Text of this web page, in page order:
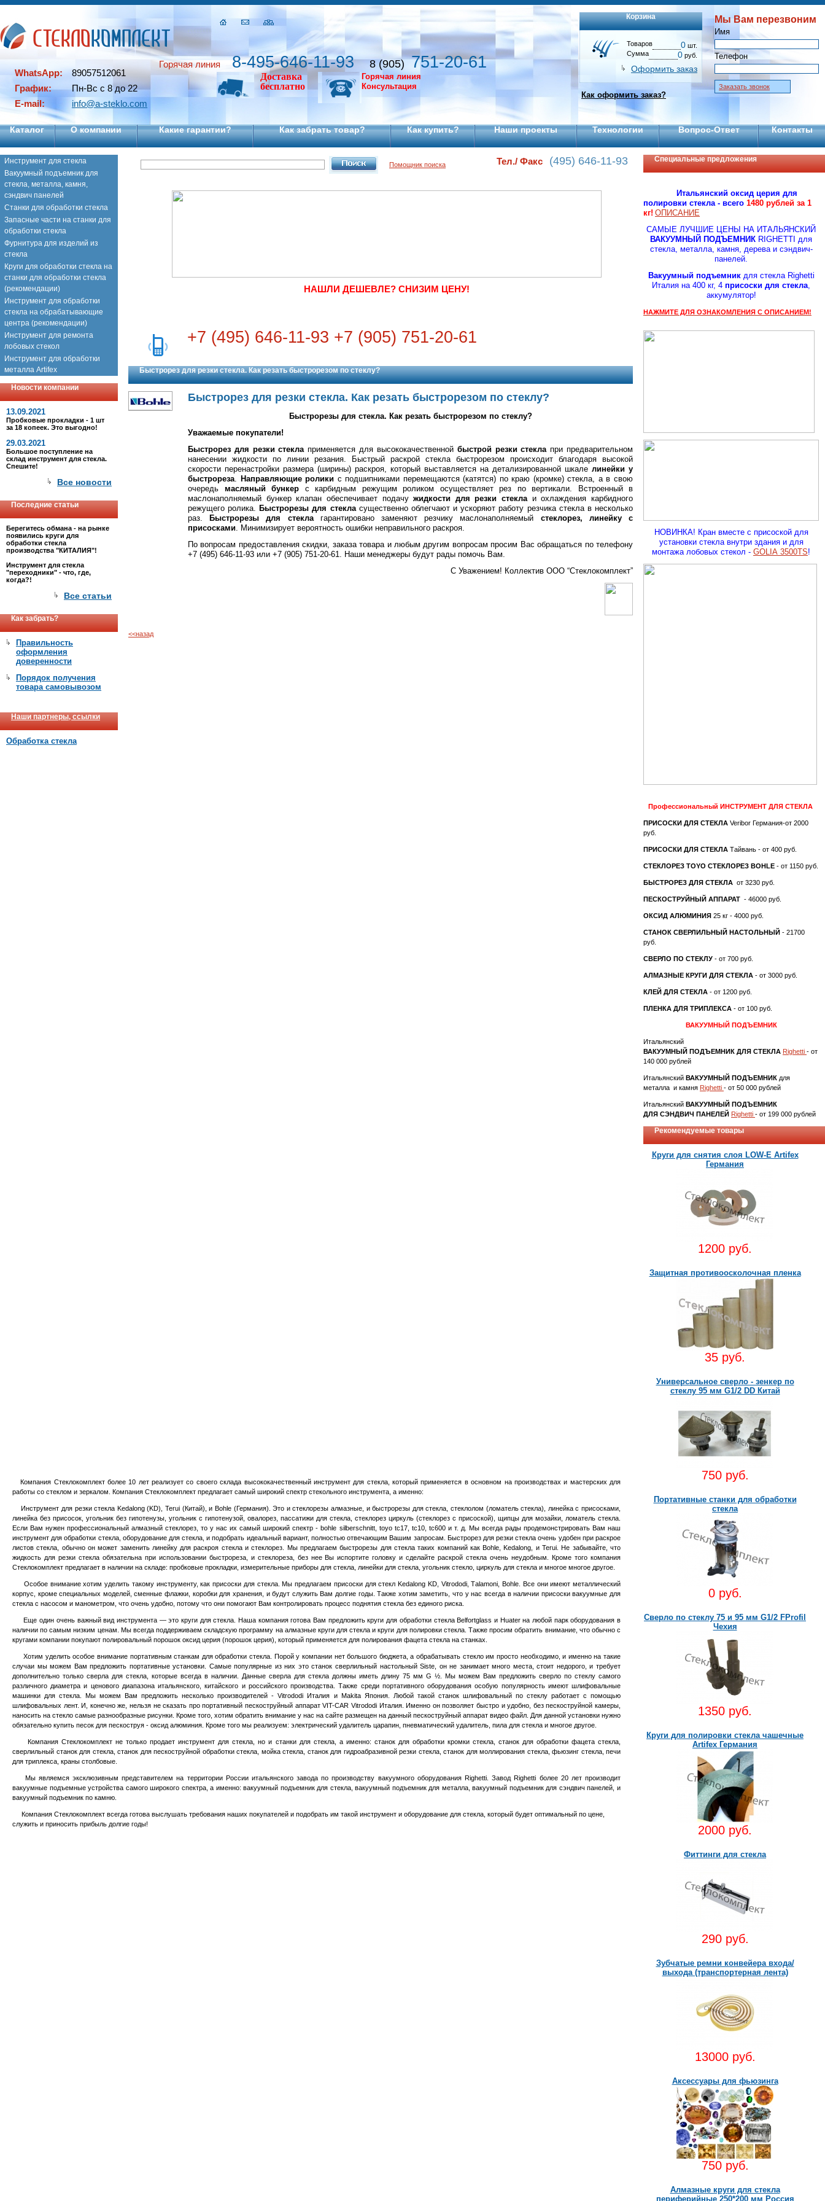
WhatsApp:
89057512061
График:
Пн-Вс с 8 до 22
E-mail:
info@a-steklo.com
Горячая линия 8-495-646-11-93 8 (905) 751-20-61
Доставка
бесплатно
Горячая линия
Консультация
Корзина
Товаров 0 шт.
Сумма
0 руб.
Оформить заказ
Как оформить заказ?
Мы Вам перезвоним
Имя
Телефон
Заказать звонок
Каталог О компании Какие гарантии? Как забрать товар? Как купить? Наши проекты Технологии Вопрос-Ответ Контакты
Инструмент для стекла
Вакуумный подъемник для
стекла, металла, камня,
сэндвич панелей
Станки для обработки стекла
Запасные части на станки для
обработки стекла
Фурнитура для изделий из
стекла
Круги для обработки стекла на
станки для обработки стекла
(рекомендации)
Инструмент для обработки
стекла на обрабатывающие
центра (рекомендации)
Инструмент для ремонта
лобовых стекол
Инструмент для обработки
металла Artifex
Новости компании
13.09.2021
Пробковые прокладки - 1 шт
за 18 копеек. Это выгодно!
29.03.2021
Большое поступление на
склад инструмент для стекла.
Спешите!
Все новости
Последние статьи
Берегитесь обмана - на рынке
появились круги для
обработки стекла
производства "КИТАЛИЯ"!
Инструмент для стекла
"переходники" - что, где,
когда?!
Все статьи
Как забрать?
Правильность
оформления
доверенности
Порядок получения
товара самовывозом
Наши партнеры, ссылки
Обработка стекла
Помощник поиска Тел./ Факс (495) 646-11-93
НАШЛИ ДЕШЕВЛЕ? СНИЗИМ ЦЕНУ!
+7 (495) 646-11-93 +7 (905) 751-20-61
Быстрорез для резки стекла. Как резать быстрорезом по стеклу?
Быстрорез для резки стекла. Как резать быстрорезом по стеклу?
Быстрорезы для стекла. Как резать быстрорезом по стеклу?
Уважаемые покупатели!
Быстрорез для резки стеклаприменяется для высококачественной быстрой резки стеклапри предварительном
нанесении жидкости по линии резания. Быстрый раскрой стекла быстрорезом происходит благодаря высокой
скорости перенастройки размера (ширины) раскроя, который выставляется на детализированной шкале линейки у
быстрореза. Направляющие ролики с подшипниками перемещаются (катятся) по краю (кромке) стекла, а в свою
очередь масляный бункер с карбидным режущим роликом осуществляет рез по вертикали. Встроенный в
маслонаполняемый бункер клапан обеспечивает подачужидкости для резки стеклаи охлаждения карбидного
режущего ролика. Быстрорезы для стекласущественно облегчают и ускоряют работу резчика стекла в несколько
раз.
Быстрорезы для стеклагарантировано заменяют резчику маслонаполняемый стеклорез,
линейку с
присосками. Минимизирует вероятность ошибки неправильного раскроя.
По вопросам предоставления скидки, заказа товара и любым другим вопросам просим Вас обращаться по телефону
+7 (495) 646-11-93 или +7 (905) 751-20-61. Наши менеджеры будут рады помочь Вам.
C Уважением! Коллектив ООО “Стеклокомплект”
<<назад
Специальные предложения
Итальянский оксид церия для
полировки стекла - всего 1480 рублей за 1
кг! ОПИСАНИЕ
CАМЫЕ ЛУЧШИЕ ЦЕНЫ НА ИТАЛЬЯНСКИЙ
ВАКУУМНЫЙ ПОДЪЕМНИК RIGHETTI для
стекла, металла, камня, дерева и сэндвич-
панелей.
Вакуумный подъемникдля стекла Righetti
Италия на 400 кг, 4 присоски для стекла,
аккумулятор!
НАЖМИТЕ ДЛЯ ОЗНАКОМЛЕНИЯ С ОПИСАНИЕМ!
НОВИНКА! Кран вместе с присоской для
установки стекла внутри здания и для
монтажа лобовых стекол - GOLIA 3500TS!
Профессиональный ИНСТРУМЕНТ ДЛЯ СТЕКЛА
ПРИСОСКИ ДЛЯ СТЕКЛА Veribor Германия-от 2000
руб.
ПРИСОСКИ ДЛЯ СТЕКЛА Тайвань - от 400 руб.
СТЕКЛОРЕЗ TOYO СТЕКЛОРЕЗ BOHLE - от 1150 руб.
БЫСТРОРЕЗ ДЛЯ СТЕКЛА от 3230 руб.
ПЕСКОСТРУЙНЫЙ АППАРАТ - 46000 руб.
ОКСИД АЛЮМИНИЯ 25 кг - 4000 руб.
СТАНОК СВЕРЛИЛЬНЫЙ НАСТОЛЬНЫЙ - 21700
руб.
СВЕРЛО ПО СТЕКЛУ - от 700 руб.
АЛМАЗНЫЕ КРУГИ ДЛЯ СТЕКЛА - от 3000 руб.
КЛЕЙ ДЛЯ СТЕКЛА - от 1200 руб.
ПЛЕНКА ДЛЯ ТРИПЛЕКСА - от 100 руб.
ВАКУУМНЫЙ ПОДЪЕМНИК
Итальянский
ВАКУУМНЫЙ ПОДЪЕМНИК ДЛЯ СТЕКЛА Righetti - от
140 000 рублей
Итальянский ВАКУУМНЫЙ ПОДЪЕМНИК для
металла и камня Righetti - от 50 000 рублей
Итальянский ВАКУУМНЫЙ ПОДЪЕМНИК
ДЛЯ СЭНДВИЧ ПАНЕЛЕЙ Righetti - от 199 000 рублей
Рекомендуемые товары
Круги для снятия слоя LOW-E Artifex
Германия
1200 руб.
Защитная противоосколочная пленка
35 руб.
Универсальное сверло - зенкер по
стеклу 95 мм G1/2 DD Китай
750 руб.
Портативные станки для обработки
стекла
0 руб.
Сверло по стеклу 75 и 95 мм G1/2 FProfil
Чехия
1350 руб.
Круги для полировки стекла чашечные
Artifex Германия
2000 руб.
Фиттинги для стекла
290 руб.
Зубчатые ремни конвейера входа/
выхода (транспортерная лента)
13000 руб.
Аксессуары для фьюзинга
750 руб.
Алмазные круги для стекла
периферийные 250*200 мм Россия
Компания Стеклокомплект более 10 лет реализует со своего склада высококачественный инструмент для стекла, который применяется в основном на производствах и мастерских для
работы со стеклом и зеркалом. Компания Стеклокомплект предлагает самый широкий спектр стекольного инструмента, а именно:
Инструмент для резки стекла Kedalong (KD), Terui (Китай), и Bohle (Германия). Это и стеклорезы алмазные, и быстрорезы для стекла, стеклолом (ломатель стекла), линейка с присосками,
линейка без присосок, угольник без гипотенузы, угольник с гипотенузой, овалорез, пассатижи для стекла, стеклорез циркуль (стеклорез с присоской), щипцы для мозайки, ломатель стекла.
Если Вам нужен профессиональный алмазный стеклорез, то у нас их самый широкий спектр - bohle silberschnitt, toyo tc17, tc10, tc600 и т. д. Мы всегда рады продемонстрировать Вам наш
инструмент для обработки стекла, оборудование для стекла, и подобрать идеальный вариант, полностью отвечающим Вашим запросам. Быстрорез для резки стекла очень удобен при раскрое
листов стекла, обычно он может заменить линейку для раскроя стекла и стеклорез. Мы предлагаем быстрорезы для стекла таких компаний какBohle,Kedalong, и Terui. Не забывайте, что
жидкость для резки стекла обязательна при использовании быстрореза, и стеклореза, без нее Вы испортите головку и сделайте раскрой стекла очень неудобным. Кроме того компания
Стеклокомплект предлагает в наличии на складе: пробковые прокладки, измерительные приборы для стекла, линейки для стекла, угольник стекло, циркуль для стекла и многое многое другое.
Особое внимание хотим уделить такому инструменту, как присоски для стекла. Мы предлагаем присоски для стекл Kedalong KD, Vitrododi,Talamoni, Bohle. Все они имеют металлический
корпус, кроме специальных моделей, сменные флажки, коробки для хранения, и будут служить Вам долгие годы. Также хотим заметить, что у нас всегда в наличии присоски вакуумные для
стекла с насосом и манометром, что очень удобно, потому что они помогают Вам контролировать процесс поднятия стекла без единого риска.
Еще один очень важный вид инструмента — это круги для стекла. Наша компания готова Вам предложить круги для обработки стекла Belfortglass и Huater на любой парк оборудования в
наличии по самым низким ценам. Мы всегда поддерживаем складскую программу на алмазные круги для стекла и круги для полировки стекла. Также просим обратить внимание, что обычно с
кругами компании покупают полировальный порошок оксид церия (порошок церия), который применяется для полирования фацета стекла на станках.
Хотим уделить особое внимание портативным станкам для обработки стекла. Порой у компании нет большого бюджета, а обрабатывать стекло им просто необходимо, и именно на такие
случаи мы можем Вам предложить портативные установки. Самые популярные из них это станок сверлильный настольныйSiste, он не занимает много места, стоит недорого, и требует
дополнительно только сверла для стекла, которые всегда в наличии. Данные сверла для стекла должны иметь длину 75 мм G ½. Мы можем Вам предложить сверло по стеклу самого
различного диаметра и ценового диапазона итальянского, китайского и российского производства. Также среди портативного оборудования особую популярность имеют шлифовальные
машинки для стекла. Мы можем Вам предложить несколько производителей -Vitrododi Италия и Makita Япония. Любой такой станок шлифовальный по стеклу работает с помощью
шлифовальных лент. И, конечно же, нельзя не сказать про портативный пескоструйный аппарат VIT-CAR Vitrododi Италия. Именно он позволяет быстро и удобно, без пескоструйной камеры,
наносить на стекло самые разнообразные рисунки. Кроме того, хотим обратить внимание у нас на сайте размещен на данный пескоструйный аппарат видео файл. Для данной установки нужно
обязательно купить песок для пескоструя - оксид алюминия. Кроме того мы реализуем: электрический удалитель царапин, пневматический удалитель, пила для стекла и многое другое.
Компания Стеклокомплект не только продает инструмент для стекла, но и станки для стекла, а именно: станок для обработки кромки стекла, станок для обработки фацета стекла,
сверлильный станок для стекла, станок для пескоструйной обработки стекла, мойка стекла, станок для гидроабразивной резки стекла, станок для моллирования стекла, фьюзинг стекла, печи
для триплекса, краны столбовые.
Мы являемся эксклюзивным представителем на территории России итальянского завода по производству вакуумного оборудования Righetti.ЗаводRighetti более 20 лет производит
вакуумные подъемные устройства самого широкого спектра, а именно:вакуумный подъемник для стекла, вакуумный подъемник для металла, вакуумный подъемник для сэндвич панелей, и
вакуумный подъемник по камню.
Компания Стеклокомплект всегда готова выслушать требования наших покупателей и подобрать им такой инструмент и оборудование для стекла, который будет оптимальный по цене,
служить и приносить прибыль долгие годы!